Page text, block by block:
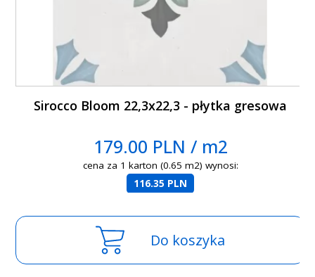
Sirocco Bloom 22,3x22,3 - płytka gresowa
179.00 PLN / m2
cena za 1 karton (0.65 m2) wynosi:
116.35 PLN
Do koszyka